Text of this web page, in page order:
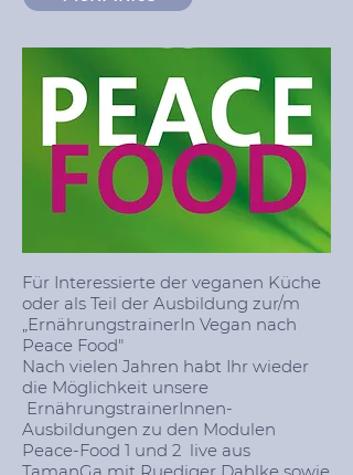
Für Interessierte der veganen Küche
oder als Teil der Ausbildung zur/m
„ErnährungstrainerIn Vegan nach
Peace Food"
Nach vielen Jahren habt Ihr wieder
die Möglichkeit unsere
ErnährungstrainerInnen-
Ausbildungen zu den Modulen
Peace-Food 1 und 2 live aus